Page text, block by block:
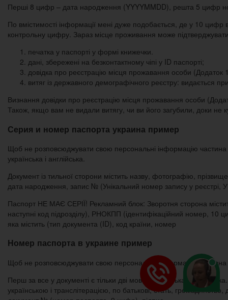
Перші 8 цифр – дата народження (YYYYMMDD), решта 5 цифр
По вмістимості інформації мені дуже подобається, де у 10 цифр
контрольну цифру. Зараз місце проживання може
печатка у паспорті у формі книжечки.
дані, збережені на безконтактному чіпі у ID паспорті;
довідка про реєстрацію місця прожавання особи
витяг із державного демографічного реєстру: видається
Визнання довідки про реєстрацію місця прожавання особи
Також, якщо вам не видали витягу, чи ви його загубили, доки не
Серия и номер паспорта украина пример
Щоб не розповсюджувати свою персональні інформацію частина
українська і англійська.
Документ із тильної сторони містить назву, фотографію,
дата народження, запис № (Унікальний номер запису у
Паспорт НЕ МАЄ СЕРІЇ! Рекламний блок: Зворотня сторона
наступні код підрозділу), РНОКПП (ідентифікаційний номер,
яка містить (тип документа (ID), код країни, номер
Номер паспорта в украине пример
Щоб не розповсюджувати свою персональні інформацію частина
Перш за все у документі є тільки дві мови: українська і
українською і транслітерацією, по батькові, стать,